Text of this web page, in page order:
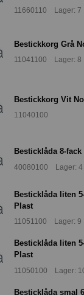
11660110 Lager: 7
Bestickkorg Grå
11041100 Lager: 8
Bestickkorg Vit
11040100
Besticklåda 8-
40080100 Lager: 4
Besticklåda liten
Plast
11051100 Lager: 9
Besticklåda liten
Plast
11050100 Lager:
Besticklåda smal